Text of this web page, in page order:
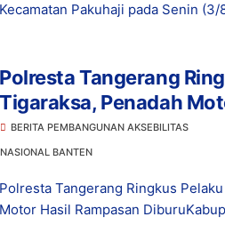
Kecamatan Pakuhaji pada Senin (3/
Polresta Tangerang
Tigaraksa, Penadah
Diburu
BERITA PEMBANGUNAN AKSEBILITAS
NASIONAL BANTEN
Polresta Tangerang Ringkus
Motor Hasil Rampasan